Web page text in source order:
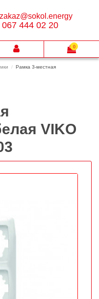
Рамка 3-местная
VIKO
zakaz@sokol.energy
067 444 02 20
0